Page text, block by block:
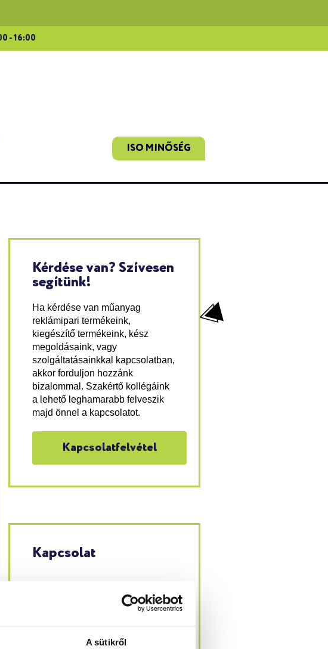
A sütikről
- 16:00
ISO MINŐSÉG
Kérdése van? Szívesen
segítünk!
Ha kérdése van műanyag
reklámipari termékeink,
kiegészítő termékeink, kész
megoldásaink, vagy
szolgáltatásainkkal kapcsolatban,
akkor forduljon hozzánk
bizalommal. Szakértő kollégáink
a lehető leghamarabb felveszik
majd önnel a kapcsolatot.
Kapcsolatfelvétel
Kapcsolat
info@valiosolutions.hu